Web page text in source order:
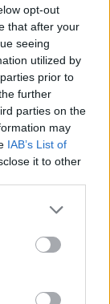
opt-out
that after your
seeing
utilized by
prior to
further
parties on the
may
IAB’s List of
it to other
Rui Pires,
Sindicato
janeiro
mas
contrato
costa